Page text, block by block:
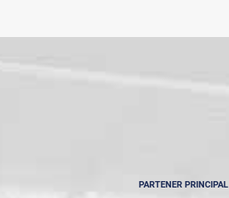
PARTENER PRINCIPAL